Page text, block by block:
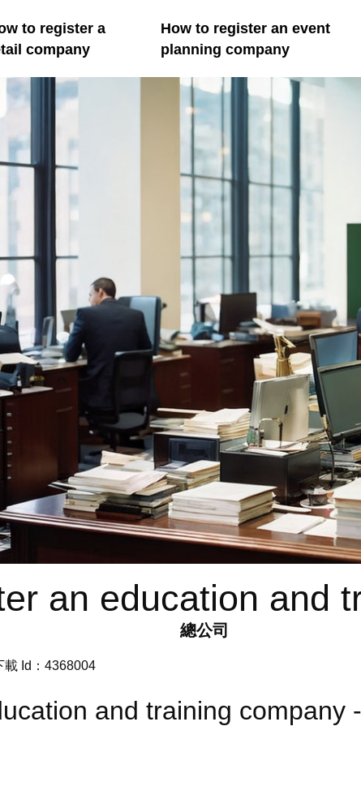
to register a
company
How to register an event
planning company
an education and
總公司
載 Id：4368004
and training company